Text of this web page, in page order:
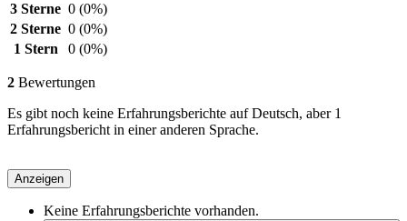
3 Sterne 0 (0%)
2 Sterne 0 (0%)
1 Stern
0 (0%)
2 Bewertungen
Es gibt noch keine Erfahrungsberichte auf Deutsch, aber 1
Erfahrungsbericht in einer anderen Sprache.
Anzeigen
Keine Erfahrungsberichte vorhanden.